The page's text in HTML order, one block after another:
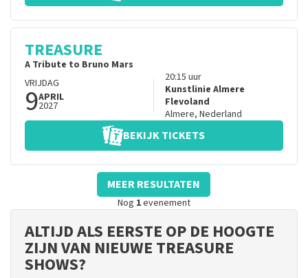
TREASURE
A Tribute to Bruno Mars
VRIJDAG
9APRIL
2027
20:15 uur
Kunstlinie Almere
Flevoland
Almere, Nederland
BEKIJK TICKETS
MEER RESULTATEN
Nog 1evenement
ALTIJD ALS EERSTE OP DE HOOGTE
ZIJN VAN NIEUWE TREASURE
SHOWS?